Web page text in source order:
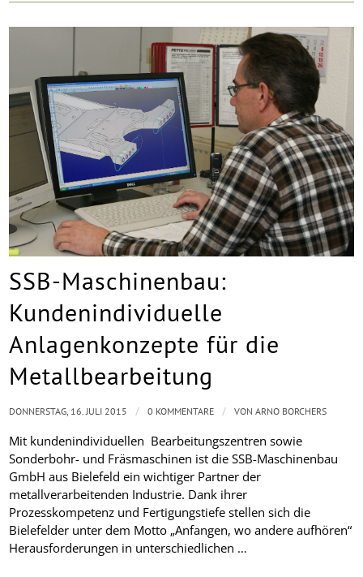
SSB-Maschinenbau:
Kundenindividuelle
Anlagenkonzepte für die
Metallbearbeitung
Mit kundenindividuellen Bearbeitungszentren sowie
Sonderbohr- und Fräsmaschinen ist die SSB-Maschinenbau
GmbH aus Bielefeld ein wichtiger Partner der
metallverarbeitenden Industrie. Dank ihrer
Prozesskompetenz und Fertigungstiefe stellen sich die
Bielefelder unter dem Motto „Anfangen, wo andere aufhören“
Herausforderungen in unterschiedlichen …
DONNERSTAG, 16. JULI 2015 / 0 KOMMENTARE / VONARNO BORCHERS